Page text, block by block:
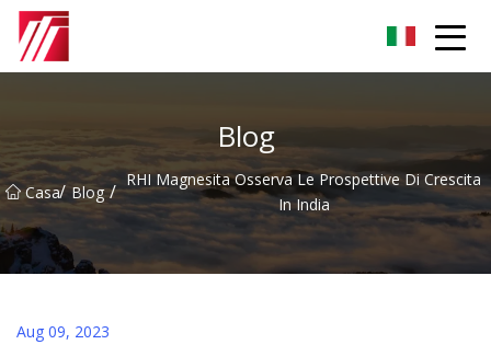
Blog
Casa/ Blog / RHI Magnesita Osserva Le Prospettive Di Crescita
In India
Aug 09, 2023